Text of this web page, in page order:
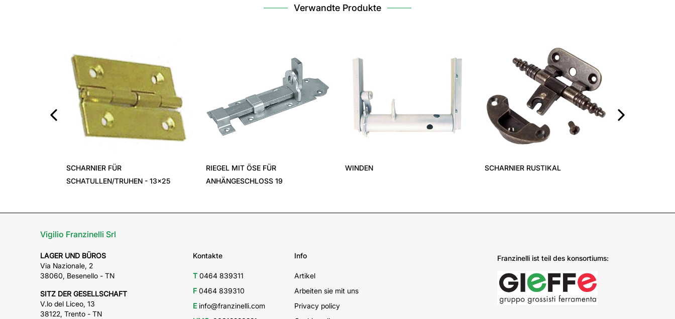
Verwandte Produkte
SCHARNIER FÜR
SCHATULLEN/TRUHEN - 13x25
RIEGEL MIT ÖSE FÜR
ANHÄNGESCHLOSS 19
WINDEN SCHARNIER RUSTIKAL
Vigilio Franzinelli Srl
LAGER UND BÜROS
Via Nazionale, 2
38060, Besenello - TN
SITZ DER GESELLSCHAFT
V.lo del Liceo, 13
38122, Trento - TN
Kontakte
T0464 839311
F0464 839310
Einfo@franzinelli.com
Info
Artikel
Arbeiten sie mit uns
Privacy policy
Franzinelli ist teil des konsortiums: